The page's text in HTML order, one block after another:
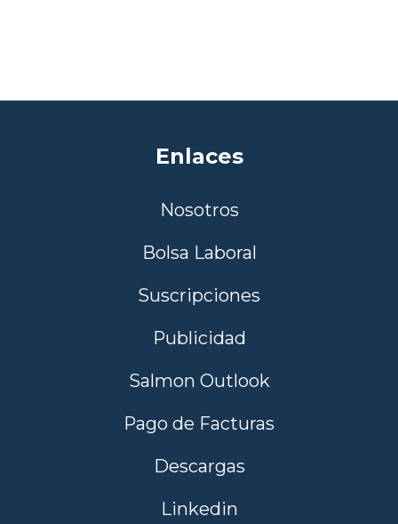
Enlaces
Nosotros
Bolsa Laboral
Suscripciones
Publicidad
Salmon Outlook
Pago de Facturas
Descargas
Linkedin